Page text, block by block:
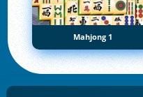
Mahjong 1